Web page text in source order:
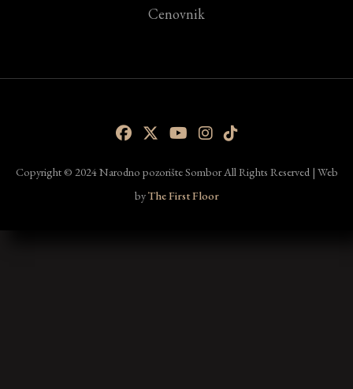
Cenovnik
Copyright © 2024 Narodno pozorište Sombor All Rights Reserved | Web
byThe First Floor